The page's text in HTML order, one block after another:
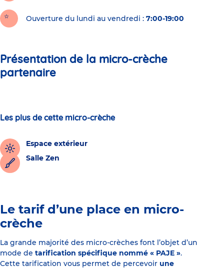
Ouverture du lundi au vendredi : 7:00-19:00
Présentation de la micro-crèche
partenaire
Les plus de cette micro-crèche
Espace extérieur
Salle Zen
Le tarif d’une place en micro-
crèche
La grande majorité des micro-crèches font l’objet d’un
mode de tarification spécifique nommé « PAJE ».
Cette tarification vous permet de percevoir une